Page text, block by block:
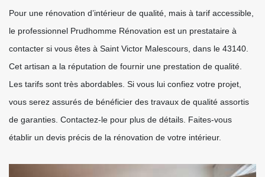
Pour une rénovation d’intérieur de qualité, mais à tarif accessible,
le professionnel Prudhomme Rénovation est un prestataire à
contacter si vous êtes à Saint Victor Malescours, dans le 43140.
Cet artisan a la réputation de fournir une prestation de qualité.
Les tarifs sont très abordables. Si vous lui confiez votre projet,
vous serez assurés de bénéficier des travaux de qualité assortis
de garanties. Contactez-le pour plus de détails. Faites-vous
établir un devis précis de la rénovation de votre intérieur.